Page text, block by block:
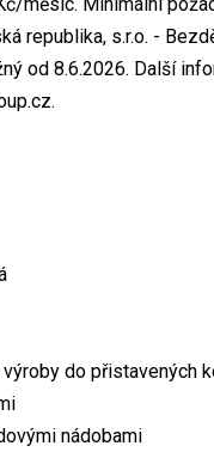
republika, s.r.o. -
od 8.6.2026. Další
do přistavených
nádobami